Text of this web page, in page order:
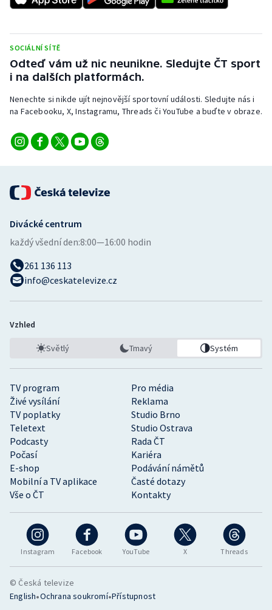
SOCIÁLNÍ SÍTĚ
Odteď vám už nic neunikne. Sledujte ČT sport
i na dalších platformách.
Nenechte si nikde ujít nejnovější sportovní události. Sledujte nás i
na Facebooku, X, Instagramu, Threads či YouTube a buďte v obraze.
Instagram Facebook YouTube X Threads
TV program
Pro média
Živé vysílání
Reklama
TV poplatky
Studio Brno
Teletext
Studio Ostrava
Podcasty
Rada ČT
Počasí
Kariéra
E-shop
Podávání námětů
Mobilní a TV aplikace
Časté dotazy
Vše o ČT
Kontakty
Divácké centrum
každý všední den:8:00—16:00 hodin
261 136 113
info@ceskatelevize.cz
Vzhled
Světlý Tmavý Systém
© Česká televize
English•Ochrana soukromí•Přístupnost